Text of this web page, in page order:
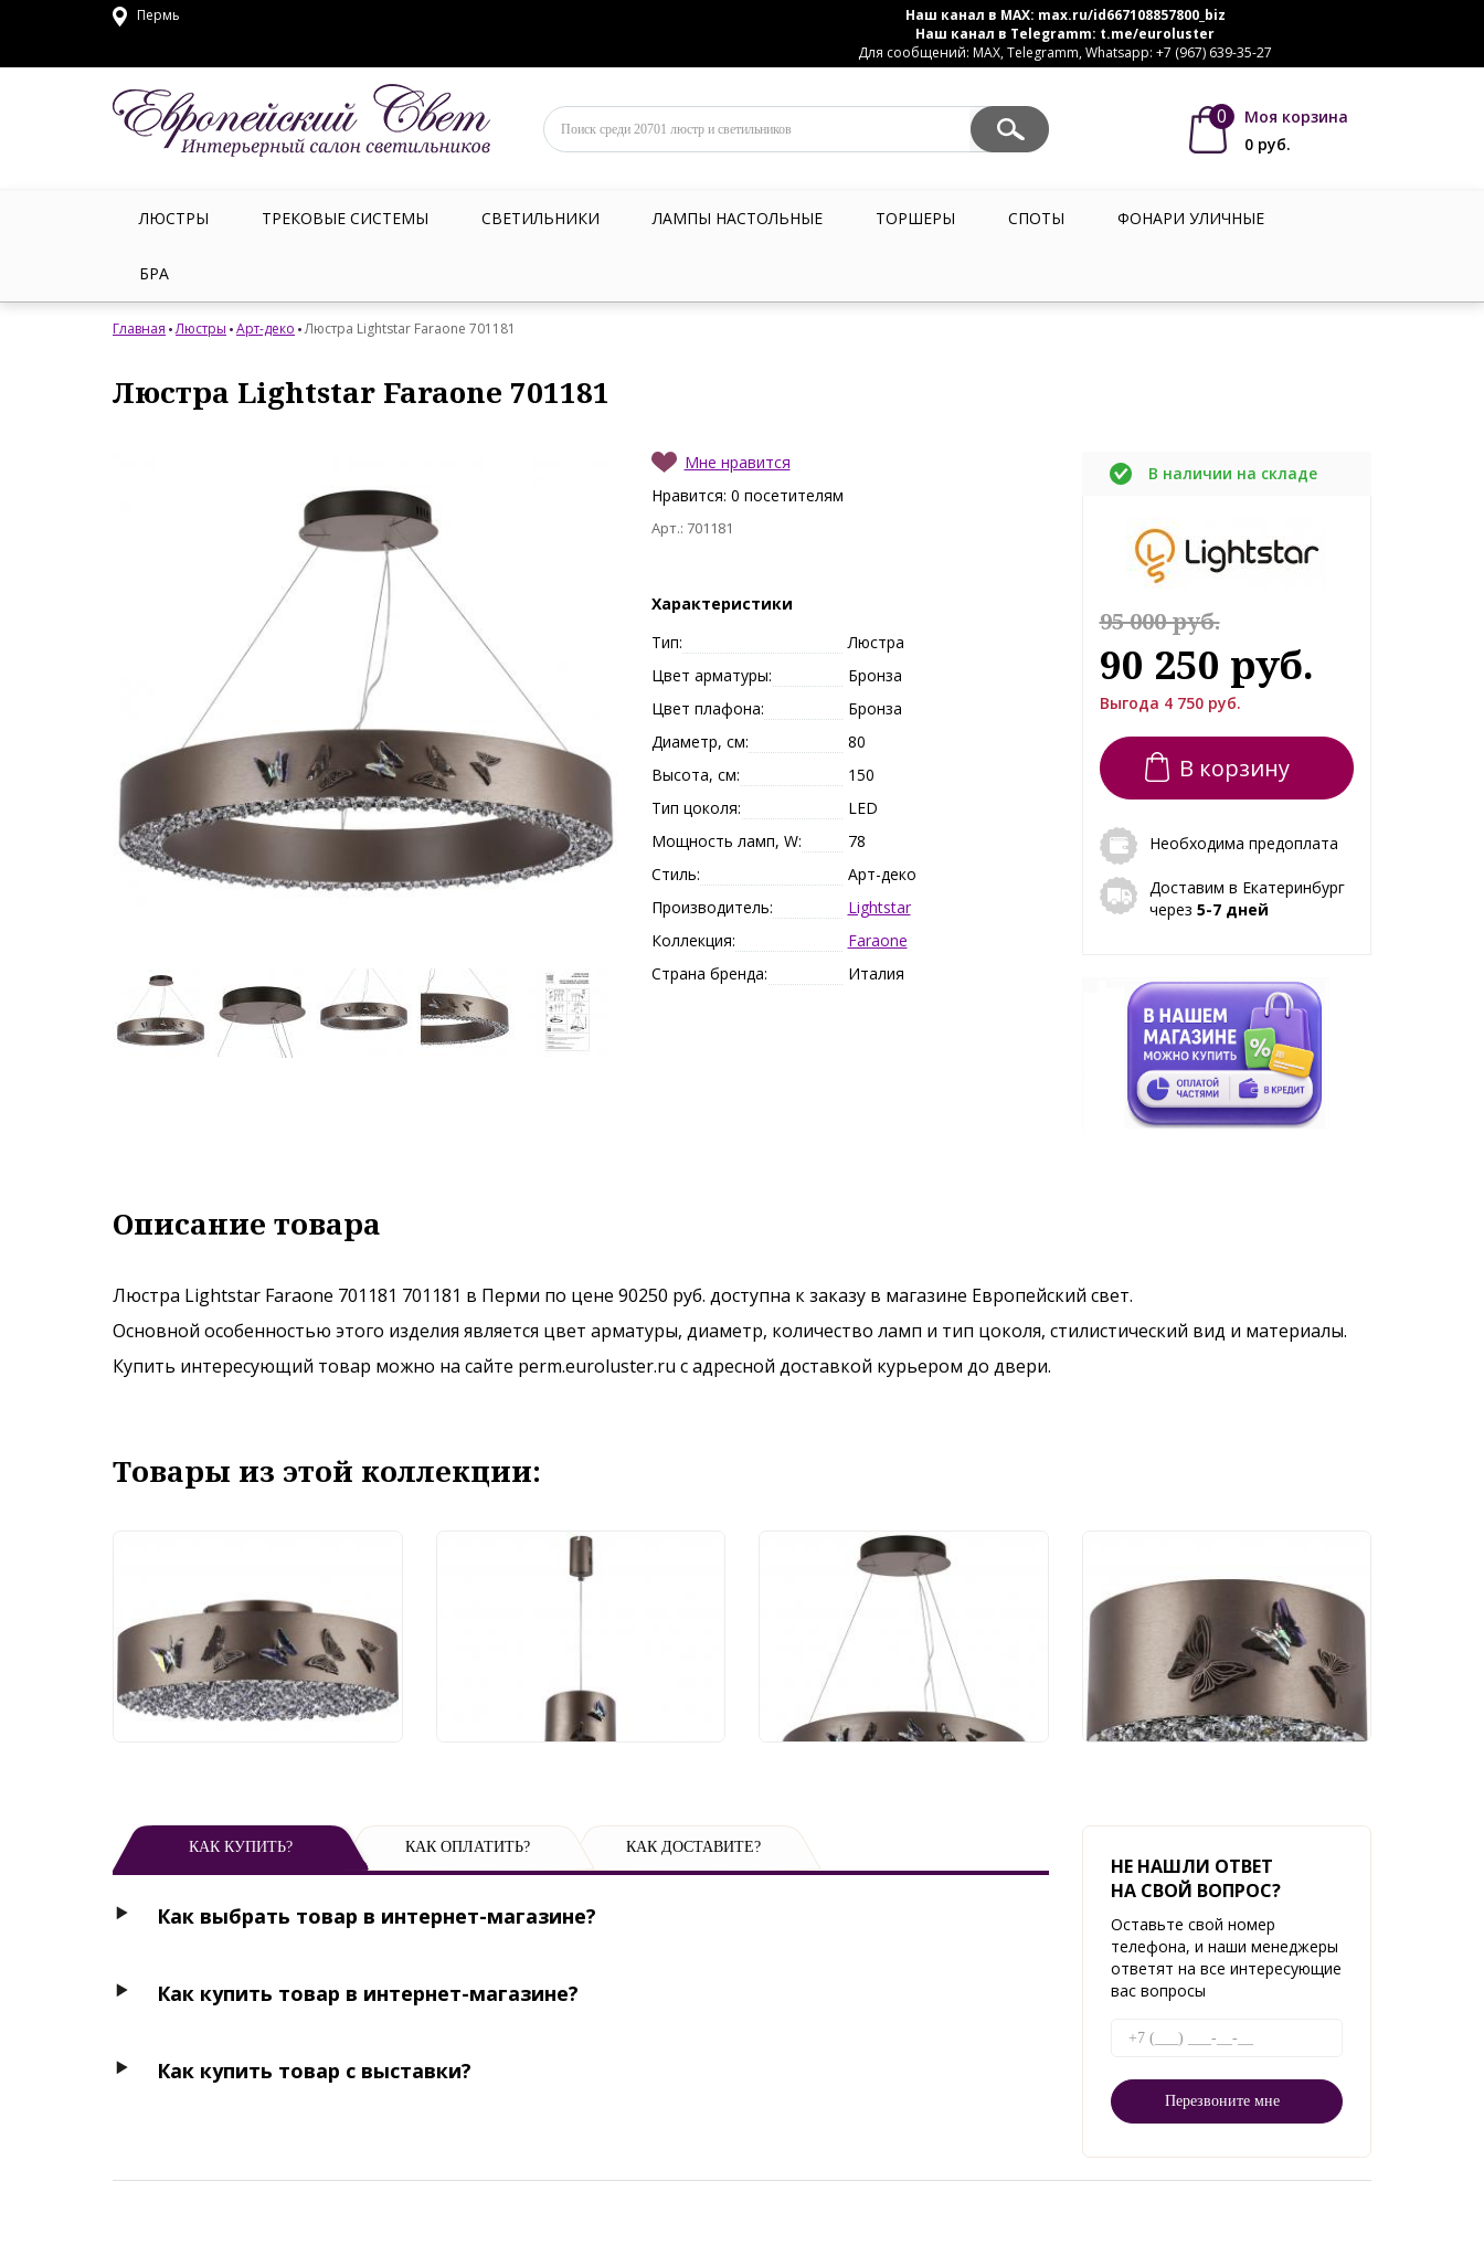
Пермь Наш канал в MAX: max.ru/id667108857800_biz
Наш канал в Telegramm: t.me/euroluster
Для сообщений: MAX, Telegramm, Whatsapp: +7 (967) 639-35-27
0
Моя корзина
0 руб.
ЛЮСТРЫ ТРЕКОВЫЕ СИСТЕМЫ СВЕТИЛЬНИКИ ЛАМПЫ НАСТОЛЬНЫЕ ТОРШЕРЫ СПОТЫ ФОНАРИ УЛИЧНЫЕ
БРА
Главная Люстры Арт-деко Люстра Lightstar Faraone 701181
Люстра Lightstar Faraone 701181
Мне нравится
Нравится: 0 посетителям
Арт.: 701181
Характеристики
Тип:
Люстра
Цвет арматуры:
Бронза
Цвет плафона:
Бронза
Диаметр, см:
80
Высота, см:
150
Тип цоколя:
LED
Мощность ламп, W:
78
Стиль:
Арт-деко
Производитель:
Lightstar
Коллекция:
Faraone
Страна бренда:
Италия
В наличии на складе
95 000 руб.
90 250 руб.
Выгода 4 750 руб.
В корзину
Необходима предоплата
Доставим в Екатеринбург
через 5-7 дней
Описание товара
Люстра Lightstar Faraone 701181 701181 в Перми по цене 90250 руб. доступна к заказу в магазине Европейский свет.
Основной особенностью этого изделия является цвет арматуры, диаметр, количество ламп и тип цоколя, стилистический вид и материалы.
Купить интересующий товар можно на сайте perm.euroluster.ru с адресной доставкой курьером до двери.
Товары из этой коллекции:
55 000 руб.
Подвесной светильник
Люстра Lightstar Faraone
80 750 руб.
701611
28 490 руб.
КАК КУПИТЬ? КАК ОПЛАТИТЬ? КАК ДОСТАВИТЕ?
Как выбрать товар в интернет-магазине?
Как купить товар в интернет-магазине?
Как купить товар с выставки?
НЕ НАШЛИ ОТВЕТ
НА СВОЙ ВОПРОС?
Оставьте свой номер
телефона, и наши менеджеры
ответят на все интересующие
вас вопросы